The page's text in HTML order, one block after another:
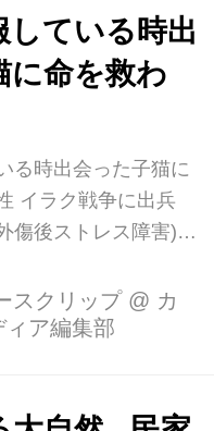
している時出
に命を救わ
る時出会った子猫に
イラク戦争に出兵
傷後ストレス障害)を
に命を救ったのは1
ョッシュ・マリノさ
を固めていた。 遺書
スクリップ @ カ
ィア編集部